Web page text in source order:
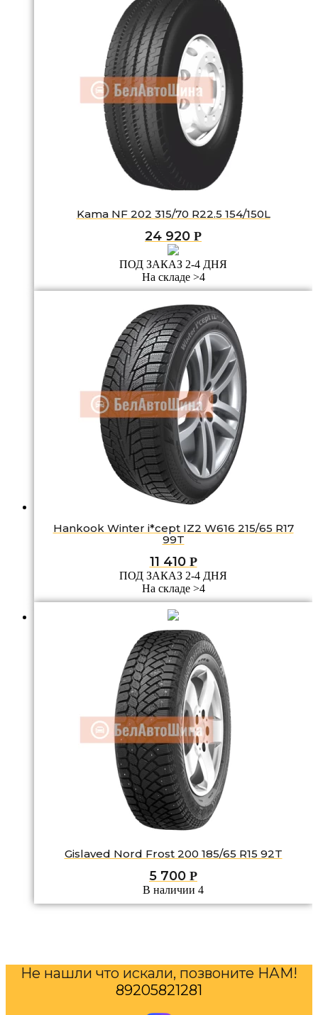
Kama NF 202 315/70 R22.5 154/150L
24 920 Р
ПОД ЗАКАЗ 2-4 ДНЯ
На складе >4
Hankook Winter i*cept IZ2 W616 215/65 R17
99T
11 410 Р
ПОД ЗАКАЗ 2-4 ДНЯ
На складе >4
Gislaved Nord Frost 200 185/65 R15 92T
5 700 Р
В наличии 4
Не нашли что искали, позвоните НАМ!
89205821281